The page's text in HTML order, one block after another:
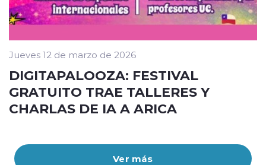
Ver más
Jueves 12 de marzo de 2026
DIGITAPALOOZA: FESTIVAL
GRATUITO TRAE TALLERES Y
CHARLAS DE IA A ARICA